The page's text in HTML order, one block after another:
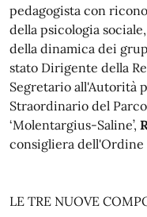
pedagogista con
della psicologia
della dinamica dei
stato Dirigente della
Segretario all'Autorità
Straordinario del
‘Molentargius-Saline’,
consigliera dell'Ordine
LE TRE NUOVE